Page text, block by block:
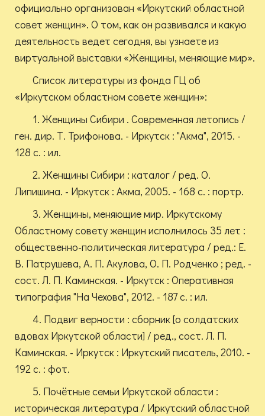
официально организован «Иркутский областной
совет женщин». О том, как он развивался и какую
деятельность ведет сегодня, вы узнаете из
виртуальной выставки «Женщины, меняющие мир».
Список литературы из фонда ГЦ об
«Иркутском областном совете женщин»:
1. Женщины Сибири . Современная летопись /
ген. дир. Т. Трифонова. - Иркутск : "Акма", 2015. -
128 с. : ил.
2. Женщины Сибири : каталог / ред. О.
Липишина. - Иркутск : Акма, 2005. - 168 с. : портр.
3. Женщины, меняющие мир. Иркутскому
Областному совету женщин исполнилось 35 лет :
общественно-политическая литература / ред.: Е.
В. Патрушева, А. П. Акулова, О. П. Родченко ; ред. -
сост. Л. П. Каминская. - Иркутск : Оперативная
типография "На Чехова", 2012. - 187 с. : ил.
4. Подвиг верности : сборник [о солдатских
вдовах Иркутской области] / ред., сост. Л. П.
Каминская. - Иркутск : Иркутский писатель, 2010. -
192 с. : фот.
5. Почётные семьи Иркутской области :
историческая литература / Иркутский областной